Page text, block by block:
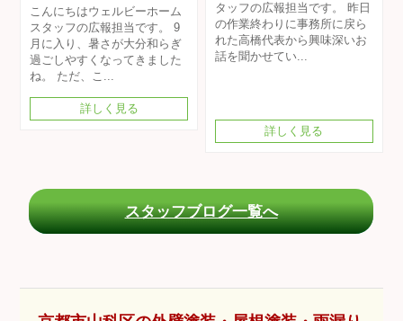
こんにちはウェルビーホーム
スタッフの広報担当です。 9
月に入り、暑さが大分和らぎ
過ごしやすくなってきました
ね。 ただ、こ...
詳しく見る
タッフの広報担当です。 昨日
の作業終わりに事務所に戻ら
れた高橋代表から興味深いお
話を聞かせてい...
詳しく見る
スタッフブログ一覧へ